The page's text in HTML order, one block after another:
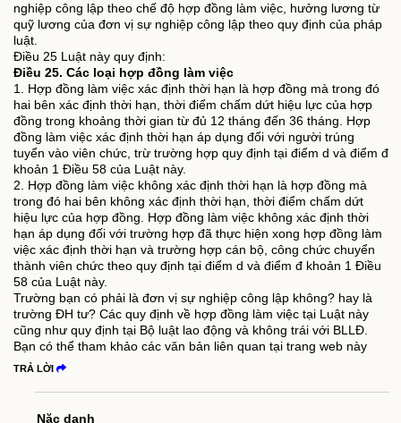
nghiệp công lập theo chế độ hợp đồng làm việc, hưởng lương từ
quỹ lương của đơn vị sự nghiệp công lập theo quy định của pháp
luật.
Điều 25 Luật này quy định:
Điều 25. Các loại hợp đồng làm việc
1. Hợp đồng làm việc xác định thời hạn là hợp đồng mà trong đó
hai bên xác định thời hạn, thời điểm chấm dứt hiệu lực của hợp
đồng trong khoảng thời gian từ đủ 12 tháng đến 36 tháng. Hợp
đồng làm việc xác định thời hạn áp dụng đối với người trúng
tuyển vào viên chức, trừ trường hợp quy định tại điểm d và điểm đ
khoản 1 Điều 58 của Luật này.
2. Hợp đồng làm việc không xác định thời hạn là hợp đồng mà
trong đó hai bên không xác định thời hạn, thời điểm chấm dứt
hiệu lực của hợp đồng. Hợp đồng làm việc không xác định thời
hạn áp dụng đối với trường hợp đã thực hiện xong hợp đồng làm
việc xác định thời hạn và trường hợp cán bộ, công chức chuyển
thành viên chức theo quy định tại điểm d và điểm đ khoản 1 Điều
58 của Luật này.
Trường bạn có phải là đơn vị sự nghiệp công lập không? hay là
trường ĐH tư? Các quy định về hợp đồng làm việc tại Luật này
cũng như quy định tại Bộ luật lao động và không trái với BLLĐ.
Bạn có thể tham khảo các văn bản liên quan tại trang web này
TRẢ LỜI
Nặc danh